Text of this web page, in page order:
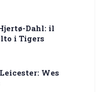
Dahl: il
i Tigers
Wes